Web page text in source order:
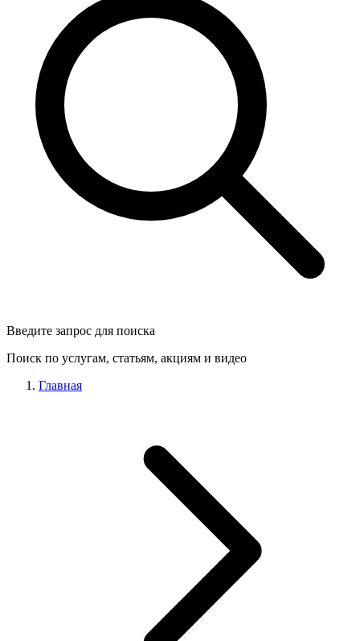
Введите запрос для поиска
Поиск по услугам, статьям, акциям и видео
Главная